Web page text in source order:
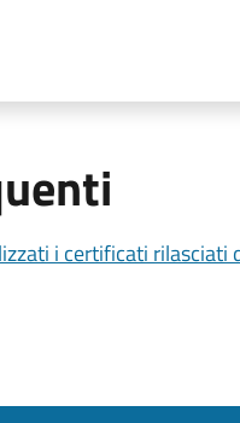
i certificati